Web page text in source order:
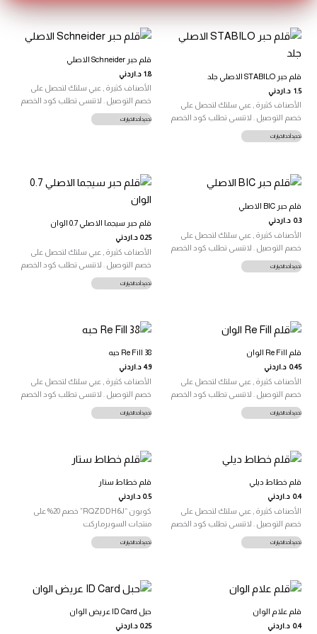
المختلفة
يمكن
الخيارات
المنتج
المختلفة
المنتج.
اختيار
الخيارات
قلم حبر STABILO الاصلي جلد
1.5 د.اردني
الأصناف كثيرة , عبي سلتك لتحصل على
خصم التوصيل . لاتنسى تطلب كود الخصم
تحديد أحد الخيارات
هناك
المختلفة
المنتج.
اختيار
الخيارات
قلم حبر Schneider الاصلي
1.8 د.اردني
الأصناف كثيرة , عبي سلتك لتحصل على
خصم التوصيل . لاتنسى تطلب كود الخصم
تحديد أحد الخيارات
هناك
لهذا
اختيار
الخيارات
صفحة
المنتج
قلم حبر BIC الاصلي
0.3 د.اردني
الأصناف كثيرة , عبي سلتك لتحصل على
خصم التوصيل . لاتنسى تطلب كود الخصم
تحديد أحد الخيارات
هناك
لهذا
الخيارات
المنتج
قلم حبر سيجما الاصلي 0.7 الوان
0.25 د.اردني
الأصناف كثيرة , عبي سلتك لتحصل على
خصم التوصيل . لاتنسى تطلب كود الخصم
تحديد أحد الخيارات
هناك
المختلفة
اختيار
الخيارات
قلم Re Fill الوان
0.45 د.اردني
الأصناف كثيرة , عبي سلتك لتحصل على
خصم التوصيل . لاتنسى تطلب كود الخصم
تحديد أحد الخيارات
هناك
المختلفة
اختيار
الخيارات
Re Fill 38 حبه
4.9 د.اردني
الأصناف كثيرة , عبي سلتك لتحصل على
خصم التوصيل . لاتنسى تطلب كود الخصم
تحديد أحد الخيارات
هناك
المختلفة
اختيار
الخيارات
قلم خطاط ديلي
0.4 د.اردني
الأصناف كثيرة , عبي سلتك لتحصل على
خصم التوصيل . لاتنسى تطلب كود الخصم
تحديد أحد الخيارات
هناك
المختلفة
قلم خطاط ستار
0.5 د.اردني
كوبون “RQZDDH6J” خصم 20% على
منتجات السوبرماركت
تحديد أحد الخيارات
هناك
المختلفة
المنتج.
قلم علام الوان
0.4 د.اردني
حبل ID Card عريض الوان
0.25 د.اردني